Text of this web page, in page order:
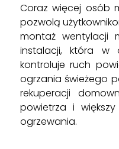
Coraz więcej osób
pozwolą
montaż wentylacji
instalacji, która w
kontroluje ruch
ogrzania świeżego
rekuperacji
powietrza i
ogrzewania.